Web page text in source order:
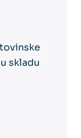
skladu